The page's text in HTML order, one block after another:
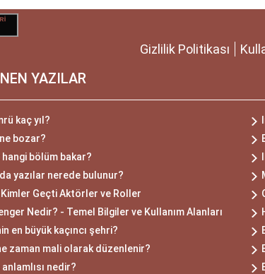
Gizlilik Politikası
YAZILAR
kaç yıl?
bozar?
bölüm bakar?
yazılar nerede bulunur?
Kimler Geçti Aktörler ve Roller
Nedir? - Temel Bilgiler ve Kullanım Alanları
en büyük kaçıncı şehri?
zaman mali olarak düzenlenir?
nedir?